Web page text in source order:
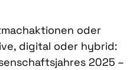
oder
digital oder hybrid:
2025 –